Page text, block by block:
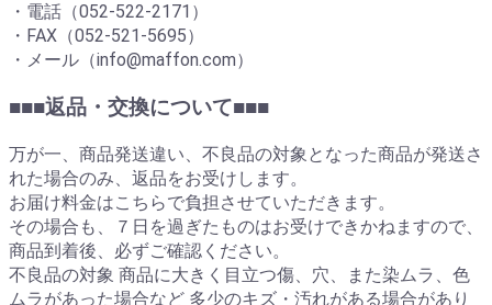
・電話（052-522-2171）
・FAX（052-521-5695）
・メール（info@maffon.com）
■■■返品・交換について■■■
万が一、商品発送違い、不良品の対象となった商品が発送さ
れた場合のみ、返品をお受けします。
お届け料金はこちらで負担させていただきます。
その場合も、７日を過ぎたものはお受けできかねますので、
商品到着後、必ずご確認ください。
不良品の対象 商品に大きく目立つ傷、穴、また染ムラ、色
ムラがあった場合など 多少のキズ・汚れがある場合があり